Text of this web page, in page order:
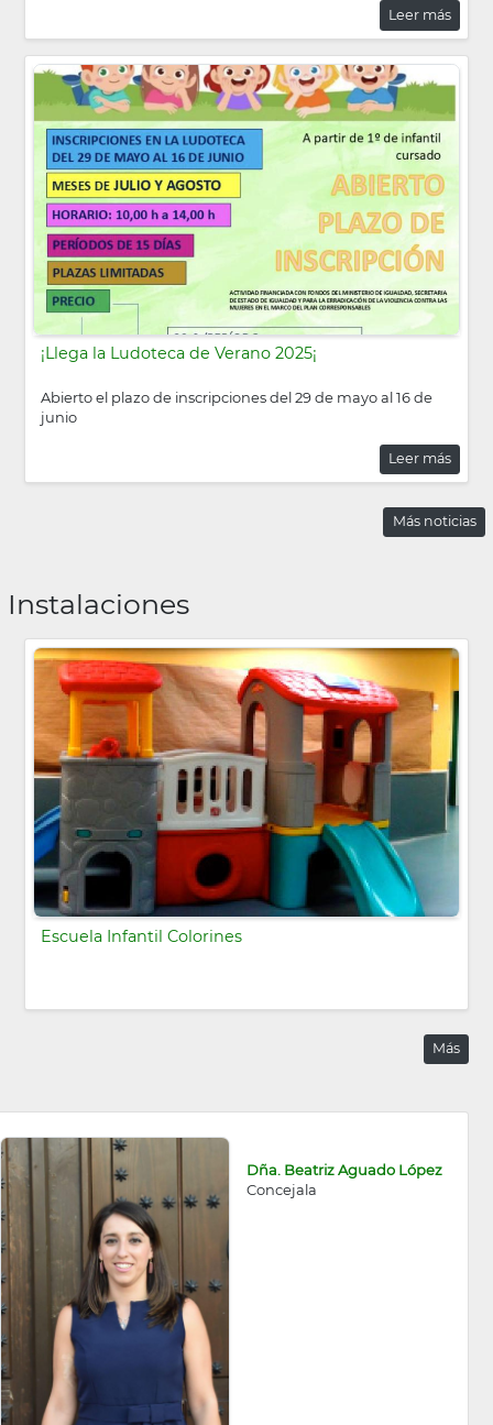
Dña. Beatriz Aguado López
Concejala
Leer más
¡Llega la Ludoteca de Verano 2025¡
Abierto el plazo de inscripciones del 29 de mayo al 16 de
junio
Leer más
Más noticias
Instalaciones
Escuela Infantil Colorines
Más